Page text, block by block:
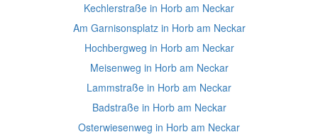
Kechlerstraße in Horb am Neckar
Am Garnisonsplatz in Horb am Neckar
Hochbergweg in Horb am Neckar
Meisenweg in Horb am Neckar
Lammstraße in Horb am Neckar
Badstraße in Horb am Neckar
Osterwiesenweg in Horb am Neckar